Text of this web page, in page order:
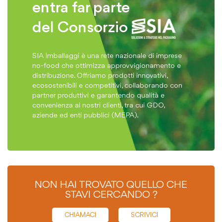
entra far parte
del Consorzio
SIA Imballaggi è una rete nazionale di imprese
no-food che ottimizza approvvigionamento e
distribuzione. Offriamo prodotti innovativi,
ecosostenibili e competitivi, collaborando con
partner produttivi e garantendo qualità e
convenienza ai nostri clienti, tra cui GDO,
aziende ed enti pubblici (MEPA).
NON HAI TROVATO QUELLO CHE
STAVI CERCANDO ?
CHIAMACI SCRIVICI